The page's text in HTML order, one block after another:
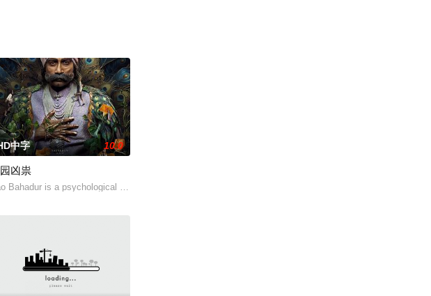
求理想的理性与疯狂之间摇摆的危
西德克萨斯州的旅程，寻求紧急医疗救助。一路上，她既遭遇了善意，也
娜在瑞士的一场颁奖典礼后，被一种突如其来的冲动驱使。回到布宜诺斯艾利斯后，她什么也没说，但
中字 10.0
凶祟
Bahadur is a psychological drama set against the backdrop of a f